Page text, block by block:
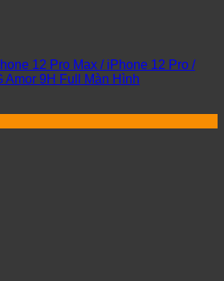
12 Pro Max / iPhone 12 Pro /
Amor 9H Full Màn Hình